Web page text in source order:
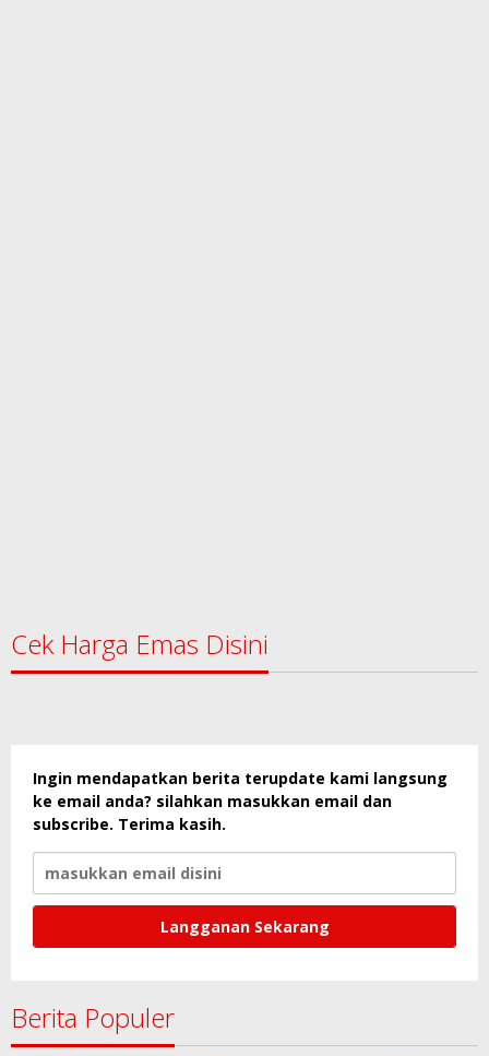
Cek Harga Emas Disini
Ingin mendapatkan berita terupdate kami langsung
ke email anda? silahkan masukkan email dan
subscribe. Terima kasih.
Berita Populer